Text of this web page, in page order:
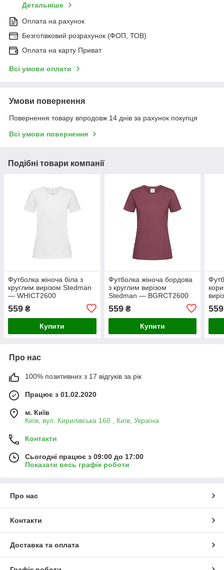
Детальніше
Оплата на рахунок
Безготівковий розрахунок (ФОП, ТОВ)
Оплата на карту Приват
Всі умови оплати
Умови повернення
Повернення товару впродовж 14 днів за рахунок покупця
Всі умови повернення
Подібні товари компанії
Футболка жіноча біла з
круглим вирізом Stedman
— WHIСТ2600
559 ₴
Купити
Футболка жіноча бордова
з круглим вирізом
Stedman — BGRСТ2600
559₴
Купити
559
Про нас
100% позитивних з 17 відгуків за рік
Працює з 01.02.2020
м. Київ
Київ, вул. Кирилівська 160 , Київ, Україна
Контакти
Сьогодні працює з 09:00 до 17:00
Показати весь графік роботи
Про нас
Контакти
Доставка та оплата